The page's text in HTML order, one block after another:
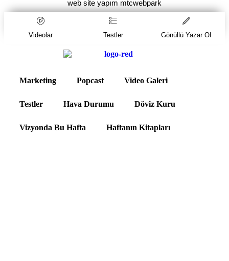
web site yapım mtcwebpark
Videolar Testler Gönüllü Yazar Ol
Marketing Popcast Video Galeri
Testler Hava Durumu Döviz Kuru
Vizyonda Bu Hafta Haftanın Kitapları